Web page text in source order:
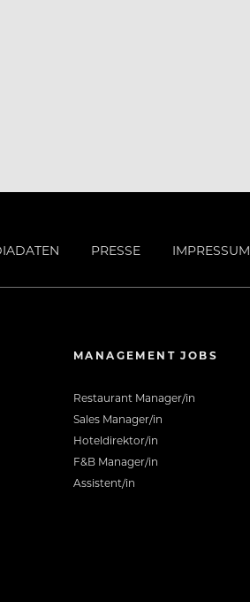
PRESSE IMPRESSUM
MANAGEMENT JOBS
Restaurant Manager/in
Sales Manager/in
Hoteldirektor/in
F&B Manager/in
Assistent/in